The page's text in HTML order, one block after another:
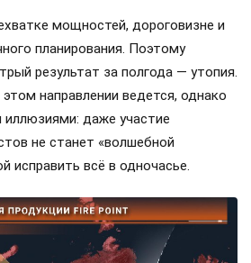
мощностей, дороговизне и
планирования. Поэтому
результат за полгода — утопия.
направлении ведется, однако
даже участие
не станет «волшебной
исправить всё в одночасье.